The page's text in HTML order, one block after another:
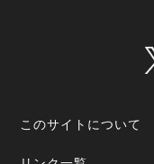
このサイトについて